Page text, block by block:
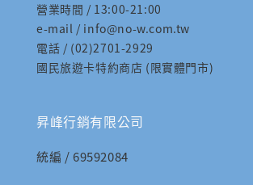
營業時間 / 13:00-21:00
e-mail / info@no-w.com.tw
電話 / (02)2701-2929
國民旅遊卡特約商店 (限實體門市)
昇峰行銷有限公司
統編 / 69592084